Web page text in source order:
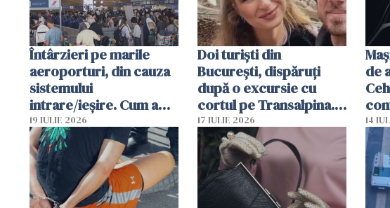
Întârzieri pe marile
aeroporturi, din cauza
sistemului
intrare/ieșire. Cum a
ajuns o femeie să fie
arestată în Cluj-Napoca
19 IULIE 2026
Doi turiști din
București, dispăruți
după o excursie cu
cortul pe Transalpina.
Poliția și familia îi caută
17 IULIE 2026
de
14